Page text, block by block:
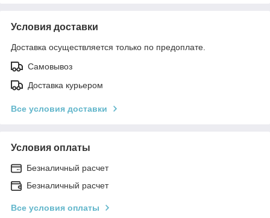
Условия доставки
Доставка осуществляется только по предоплате.
Самовывоз
Доставка курьером
Все условия доставки
Условия оплаты
Безналичный расчет
Безналичный расчет
Все условия оплаты